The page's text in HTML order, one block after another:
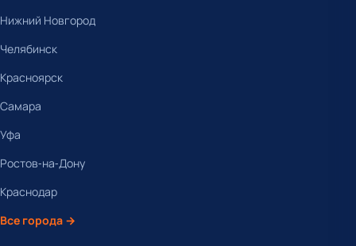
Нижний Новгород
Челябинск
Красноярск
Самара
Уфа
Ростов-на-Дону
Краснодар
Все города →